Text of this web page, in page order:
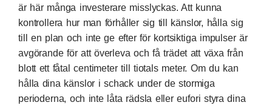
är här många investerare misslyckas. Att kunna
kontrollera hur man förhåller sig till känslor, hålla sig
till en plan och inte ge efter för kortsiktiga impulser är
avgörande för att överleva och få trädet att växa från
blott ett fåtal centimeter till tiotals meter. Om du kan
hålla dina känslor i schack under de stormiga
perioderna, och inte låta rädsla eller eufori styra dina